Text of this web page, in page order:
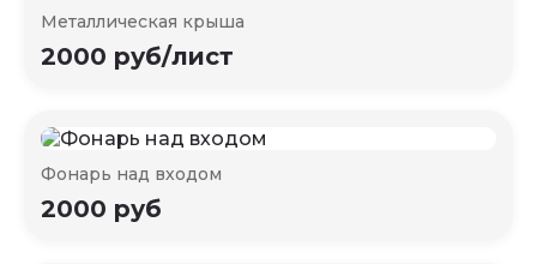
Металлическая крыша
2000 руб/лист
Фонарь над входом
2000 руб